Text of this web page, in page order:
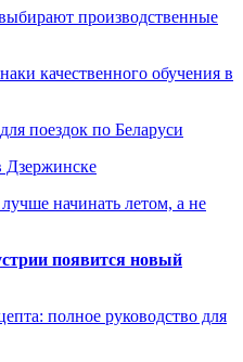
производственные
качественного обучения в
поездок по Беларуси
Дзержинске
начинать летом, а не
появится новый
полное руководство для